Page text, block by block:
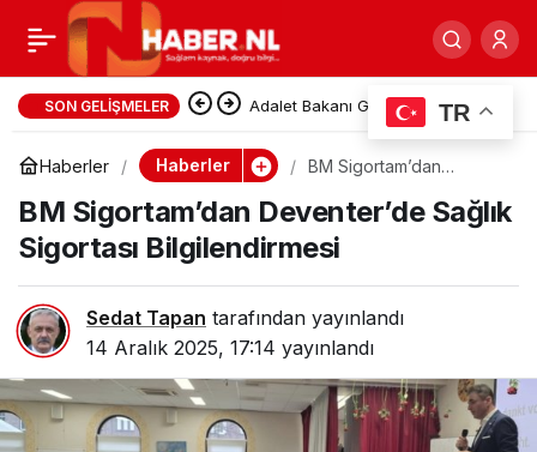
SON GELIŞMELER Gurbetçi Ailenin Dönüş Yolculuğu
Kabusa Döndü: Bulgaristan’da
Araçlarına 6 Ay El Konuldu
Haberler Haberler
BM Sigortam’dan
Sigortası Bilgilendirmesi
BM Sigortam’dan Deventer’de Sağlık
Sigortası Bilgilendirmesi
Sedat Tapan tarafından yayınlandı
14 Aralık 2025, 17:14 yayınlandı
Fahri Başkonsolos Titus
Kramer’den Noel Öncesi
Camiler İçin Dikkat
Çeken Çağrı
0 Paylaş
TR